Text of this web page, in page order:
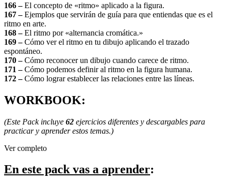
166 –El concepto de «ritmo» aplicado a la figura.
167 –Ejemplos que servirán de guía para que entiendas que es el
ritmo en arte.
168 –El ritmo por «alternancia cromática.»
169 –Cómo ver el ritmo en tu dibujo aplicando el trazado
espontáneo.
170 –Cómo reconocer un dibujo cuando carece de ritmo.
171 –Cómo podemos definir al ritmo en la figura humana.
172 –Cómo lograr establecer las relaciones entre las líneas.
WORKBOOK:
(Este Pack incluye 62 ejercicios diferentes y descargables para
practicar y aprender estos temas.)
Ver completo
En este pack vas a aprender: